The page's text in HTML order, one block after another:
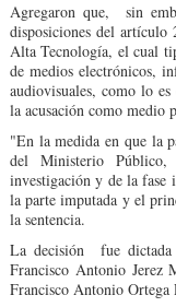
Agregaron que, sin
disposiciones del
Alta Tecnología, el cual
de medios electrónicos,
audiovisuales, como lo
la acusación como medio
"En la medida en que la
del Ministerio
investigación y de la fase
la parte imputada y el
la sentencia.
La decisión fue dictada
Francisco Antonio Jerez
Francisco Antonio Ortega